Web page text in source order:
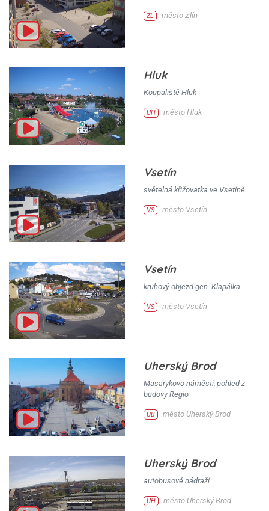
ZL město Zlín
Hluk
Koupaliště Hluk
UH město Hluk
Vsetín
světelná křižovatka ve Vsetíně
VS město Vsetín
Vsetín
kruhový objezd gen. Klapálka
VS město Vsetín
Uherský Brod
Masarykovo náměstí, pohled z
budovy Regio
UB město Uherský Brod
Uherský Brod
autobusové nádraží
UH město Uherský Brod